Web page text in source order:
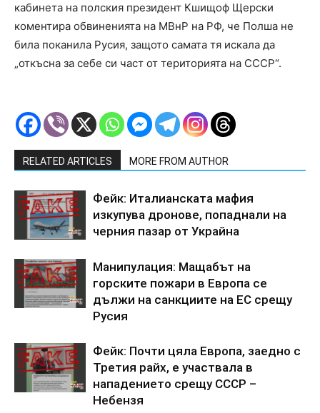
кабинета на полския президент Кшищоф Щерски
коментира обвиненията на МВнР на РФ, че Полша не
била поканила Русия, защото самата тя искала да
„откъсна за себе си част от територията на СССР“.
RELATED ARTICLES MORE FROM AUTHOR
Фейк: Италианската мафия
изкупува дронове, попаднали на
черния пазар от Украйна
Манипулация: Мащабът на
горските пожари в Европа се
дължи на санкциите на ЕС срещу
Русия
Фейк: Почти цяла Европа, заедно с
Третия райх, е участвала в
нападението срещу СССР –
Небензя